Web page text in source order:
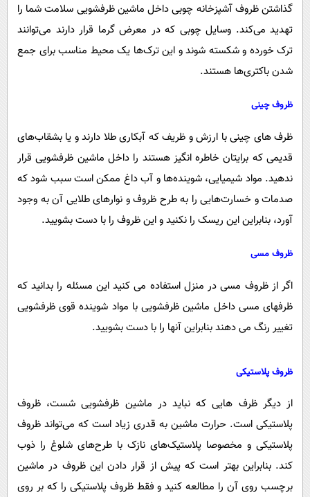
گذاشتن ظروف آشپزخانه چوبی داخل ماشین ظرفشویی سلامت شما را
تهدید می‌کند. وسایل چوبی که در معرض گرما قرار دارند می‌توانند
ترک خورده و شکسته شوند و این ترک‌ها یک محیط مناسب برای جمع
شدن باکتری‌ها هستند.
ظروف چینی
ظرف های چینی با ارزش و ظریف که آبکاری طلا دارند و یا بشقاب‌های
قدیمی که برایتان خاطره انگیز هستند را داخل ماشین ظرفشویی قرار
ندهید. مواد شیمیایی، شوینده‌ها و آب داغ ممکن است سبب شود که
صدمات و خسارت‌هایی را به طرح ظروف و نوارهای طلایی آن به وجود
آورد، بنابراین این ریسک را نکنید و این ظروف را با دست بشویید.
ظروف مسی
اگر از ظروف مسی در منزل استفاده می کنید این مسئله را بدانید که
ظرفهای مسی داخل ماشین ظرفشویی با مواد شوینده قوی ظرفشویی
تغییر رنگ می دهند بنابراین آنها را با دست بشویید.
ظروف پلاستیکی
از دیگر ظرف هایی که نباید در ماشین ظرفشویی شست، ظروف
پلاستیکی است. حرارت ماشین به قدری زیاد است که می‌تواند ظروف
پلاستیکی و مخصوصا پلاستیک‌های نازک با طرح‌های شلوغ را ذوب
کند. بنابراین بهتر است که پیش از قرار دادن این ظروف در ماشین
برچسب روی آن را مطالعه کنید و فقط ظروف پلاستیکی را که بر روی